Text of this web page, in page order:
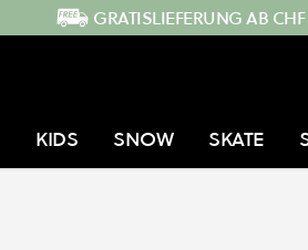
GRATISLIEFERUNG AB
KIDS SNOW SKATE